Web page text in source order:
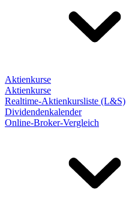
Aktienkurse
Aktienkurse
Realtime-Aktienkursliste (L&S)
Dividendenkalender
Online-Broker-Vergleich